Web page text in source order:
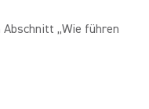
„Wie führen